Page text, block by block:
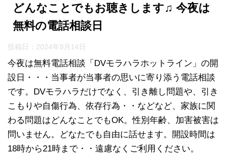
どんなことでもお聴きします♫ 今夜は
無料の電話相談日
投稿日： 2024年9月14日
今夜は無料電話相談「DVモラハラホットライン」の開
設日・・・当事者が当事者の思いに寄り添う電話相談
です。DVモラハラだけでなく、引き離し問題や、引き
こもりや自傷行為、依存行為・・などなど、家族に関
わる問題はどんなことでもOK。性別年齢、加害被害は
問いません。どなたでも自由に話せます。開設時間は
18時から21時まで・・遠慮なくご利用ください。